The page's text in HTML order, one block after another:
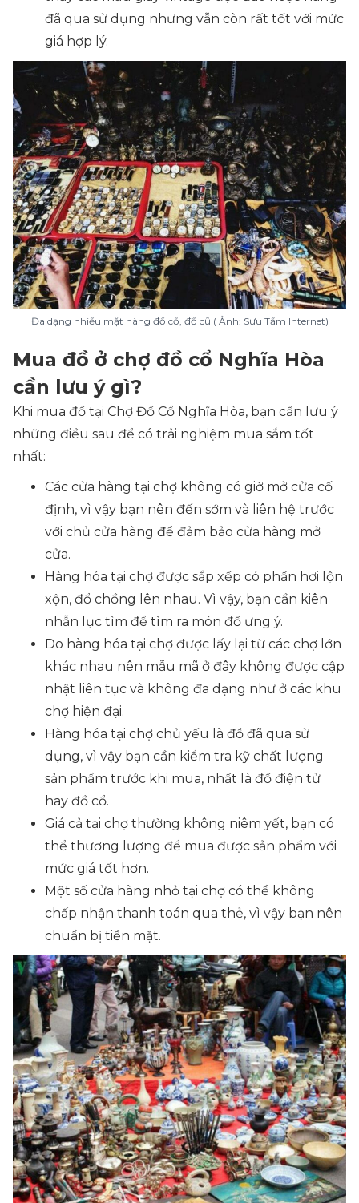
đã qua sử dụng nhưng vẫn còn rất tốt với mức
giá hợp lý.
Đa dạng nhiều mặt hàng đồ cổ, đồ cũ ( Ảnh: Sưu Tầm Internet)
Mua đồ ở chợ đồ cổ Nghĩa Hòa
cần lưu ý gì?
Khi mua đồ tại Chợ Đồ Cổ Nghĩa Hòa, bạn cần lưu ý
những điều sau để có trải nghiệm mua sắm tốt
nhất:
Các cửa hàng tại chợ không có giờ mở cửa cố
định, vì vậy bạn nên đến sớm và liên hệ trước
với chủ cửa hàng để đảm bảo cửa hàng mở
cửa.
Hàng hóa tại chợ được sắp xếp có phần hơi lộn
xộn, đổ chồng lên nhau. Vì vậy, bạn cần kiên
nhẫn lục tìm để tìm ra món đồ ưng ý.
Do hàng hóa tại chợ được lấy lại từ các chợ lớn
khác nhau nên mẫu mã ở đây không được cập
nhật liên tục và không đa dạng như ở các khu
chợ hiện đại.
Hàng hóa tại chợ chủ yếu là đồ đã qua sử
dụng, vì vậy bạn cần kiểm tra kỹ chất lượng
sản phẩm trước khi mua, nhất là đồ điện tử
hay đồ cổ.
Giá cả tại chợ thường không niêm yết, bạn có
thể thương lượng để mua được sản phẩm với
mức giá tốt hơn.
Một số cửa hàng nhỏ tại chợ có thể không
chấp nhận thanh toán qua thẻ, vì vậy bạn nên
chuẩn bị tiền mặt.